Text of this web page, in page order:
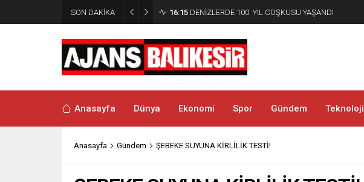
SON DAKİKA 16:15 DENİZLERDE 100. YIL COŞKUSU YAŞANDI
Anasayfa Dünya Ekonomi Spor Gündem Teknoloji
Anasayfa Gündem ŞEBEKE SUYUNA KİRLİLİK TESTİ!